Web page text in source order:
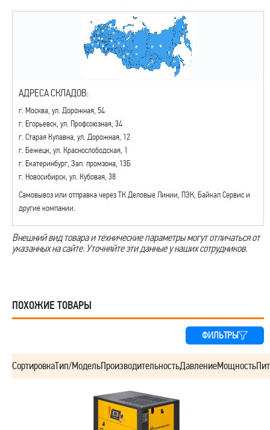
АДРЕСА СКЛАДОВ:
г. Москва, ул. Дорожная, 54
г. Егорьевск, ул. Профсоюзная, 34
г. Старая Купавна, ул. Дорожная, 12
г. Бежецк, ул. Краснослободская, 1
г. Екатеринбург, Зап. промзона, 13Б
г. Новосибирск, ул. Кубовая, 38
Самовывоз или отправка через ТК Деловые Линии, ПЭК, Байкал Сервис и
другие компании.
Внешний вид товара и технические параметры могут отличаться от
указанных на сайте. Уточняйте эти данные у наших сотрудников.
ПОХОЖИЕ ТОВАРЫ
ФИЛЬТРЫ
СортировкаТип/МодельПроизводительностьДавлениеМощность